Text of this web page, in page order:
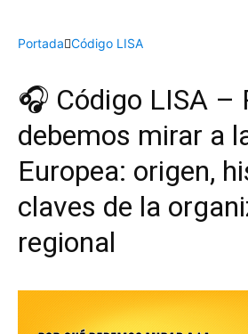
Portada Código LISA
🎧 Código LISA –
debemos mirar a
Europea: origen,
claves de la
regional